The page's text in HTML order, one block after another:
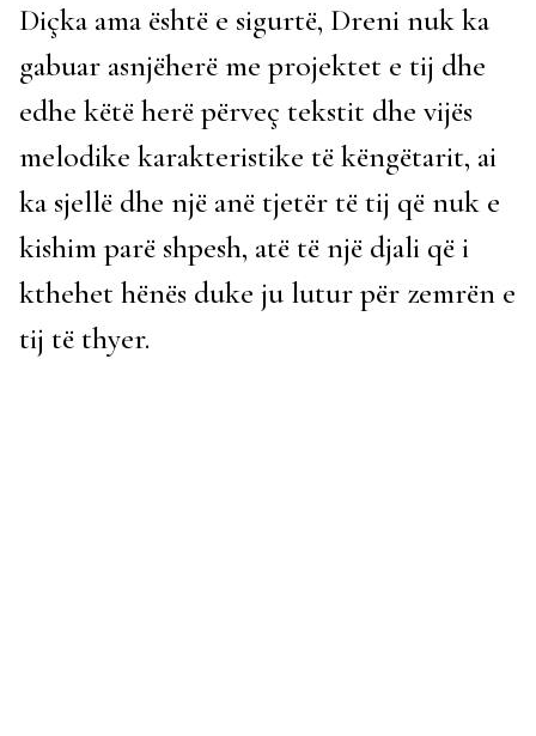
Diçka ama është e sigurtë, Dreni nuk ka
gabuar asnjëherë me projektet e tij dhe
edhe këtë herë përveç tekstit dhe vijës
melodike karakteristike të këngëtarit, ai
ka sjellë dhe një anë tjetër të tij që nuk e
kishim parë shpesh, atë të një djali që i
kthehet hënës duke ju lutur për zemrën e
tij të thyer.